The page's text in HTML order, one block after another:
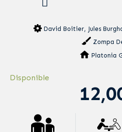
David Boitier, Jules
Zompa
Platonia
Disponible